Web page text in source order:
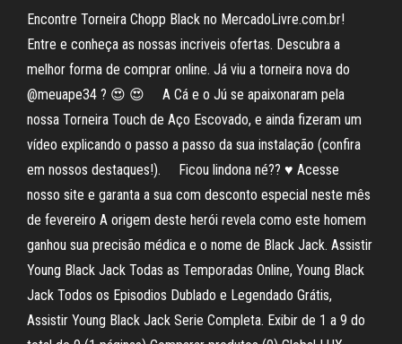
Encontre Torneira Chopp Black no MercadoLivre.com.br!
Entre e conheça as nossas incriveis ofertas. Descubra a
melhor forma de comprar online. Já viu a torneira nova do
@meuape34 ? 😍 😍 ⠀ A Cá e o Jú se apaixonaram pela
nossa Torneira Touch de Aço Escovado, e ainda fizeram um
vídeo explicando o passo a passo da sua instalação (confira
em nossos destaques!). ⠀ Ficou lindona né?? ♥ Acesse
nosso site e garanta a sua com desconto especial neste mês
de fevereiro A origem deste herói revela como este homem
ganhou sua precisão médica e o nome de Black Jack. Assistir
Young Black Jack Todas as Temporadas Online, Young Black
Jack Todos os Episodios Dublado e Legendado Grátis,
Assistir Young Black Jack Serie Completa. Exibir de 1 a 9 do